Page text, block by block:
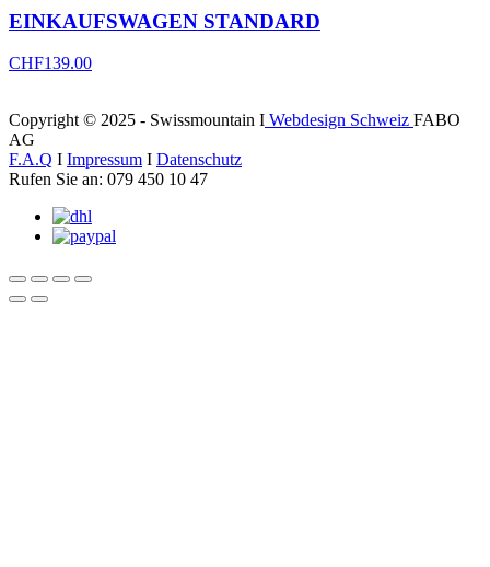
EINKAUFSWAGEN STANDARD
CHF139.00
Copyright © 2025 - Swissmountain I Webdesign Schweiz FABO
AG
F.A.Q I Impressum I Datenschutz
Rufen Sie an: 079 450 10 47